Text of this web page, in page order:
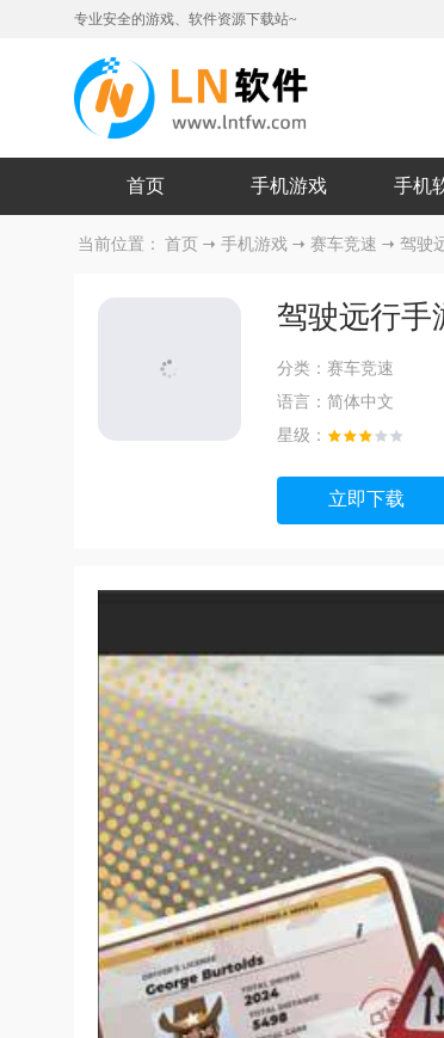
专业安全的游戏、软件资源下载站~
首页 手机游戏 手机
当前位置： 首页 手机游戏 赛车竞速 驾驶
驾驶远行手
分类： 赛车竞速
语言： 简体中文
星级：
立即下载